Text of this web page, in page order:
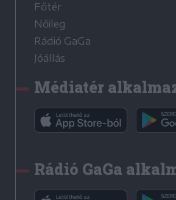
Főtér
Nőileg
Rádió GaGa
Jóállás
Médiatér
Rádió GaGa